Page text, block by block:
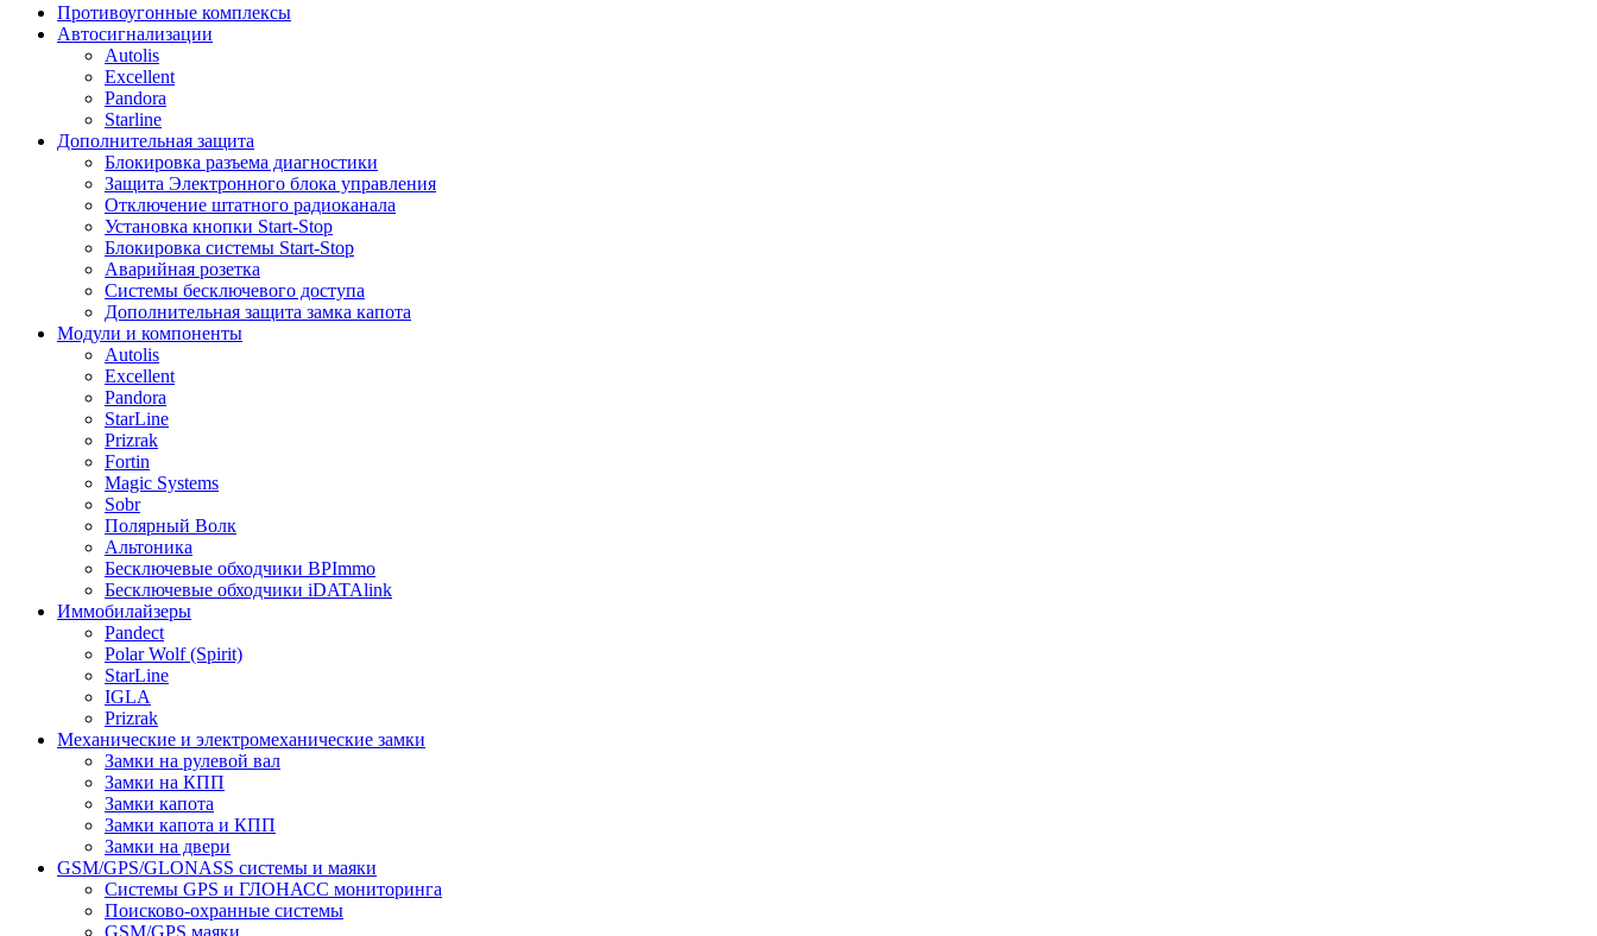
Противоугонные комплексы
Автосигнализации
Autolis
Excellent
Pandora
Starline
Дополнительная защита
Блокировка разъема диагностики
Защита Электронного блока управления
Отключение штатного радиоканала
Установка кнопки Start-Stop
Блокировка системы Start-Stop
Аварийная розетка
Системы бесключевого доступа
Дополнительная защита замка капота
Модули и компоненты
Autolis
Excellent
Pandora
StarLine
Prizrak
Fortin
Magic Systems
Sobr
Полярный Волк
Альтоника
Бесключевые обходчики BPImmo
Бесключевые обходчики iDATAlink
Иммобилайзеры
Pandect
Polar Wolf (Spirit)
StarLine
IGLA
Prizrak
Механические и электромеханические замки
Замки на рулевой вал
Замки на КПП
Замки капота
Замки капота и КПП
Замки на двери
GSM/GPS/GLONASS системы и маяки
Системы GPS и ГЛОНАСС мониторинга
Поисково-охранные системы
GSM/GPS маяки